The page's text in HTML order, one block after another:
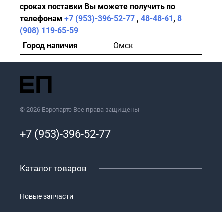
сроках поставки Вы можете получить по
телефонам +7 (953)-396-52-77 , 48-48-61, 8
(908) 119-65-59
Город наличия
Омск
© 2026 Европартс Все права защищены
+7 (953)-396-52-77
Каталог товаров
Новые запчасти